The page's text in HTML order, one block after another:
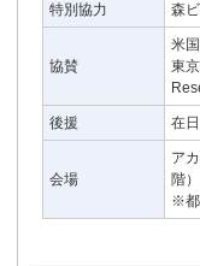
特別協力 森
協賛
米
東
後援 在
会場
ア
階）
※都